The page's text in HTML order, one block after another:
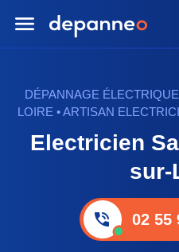
DÉPANNAGE
LOIRE • ARTISAN
Electricien
sur-
02 55